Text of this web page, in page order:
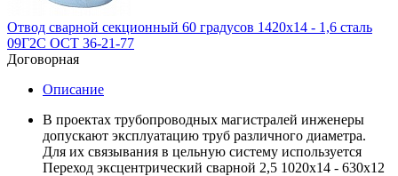
Отвод сварной секционный 60 градусов 1420х14 - 1,6 сталь
09Г2С ОСТ 36-21-77
Договорная
Описание
В проектах трубопроводных магистралей инженеры
допускают эксплуатацию труб различного диаметра.
Для их связывания в цельную систему используется
Переход эксцентрический сварной 2,5 1020х14 - 630х12